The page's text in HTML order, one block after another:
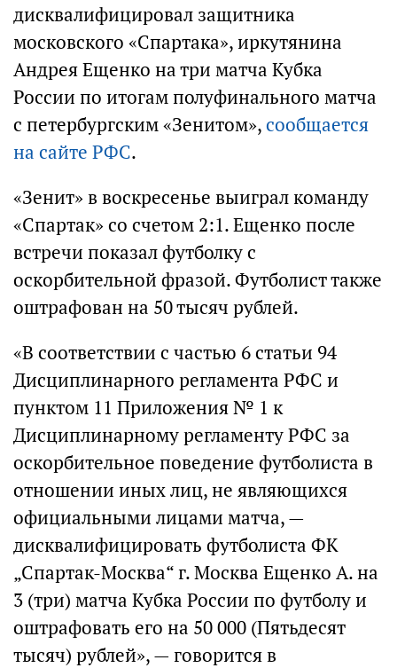
дисквалифицировал защитника
московского «Спартака», иркутянина
Андрея Ещенко на три матча Кубка
России по итогам полуфинального матча
с петербургским «Зенитом»,сообщается
на сайте РФС.
«Зенит» в воскресенье выиграл команду
«Спартак» со счетом 2:1. Ещенко после
встречи показал футболку с
оскорбительной фразой. Футболист также
оштрафован на 50 тысяч рублей.
«В соответствии с частью 6 статьи 94
Дисциплинарного регламента РФС и
пунктом 11 Приложения № 1 к
Дисциплинарному регламенту РФС за
оскорбительное поведение футболиста в
отношении иных лиц, не являющихся
официальными лицами матча, —
дисквалифицировать футболиста ФК
„Спартак-Москва“ г. Москва Ещенко А. на
3 (три) матча Кубка России по футболу и
оштрафовать его на 50 000 (Пятьдесят
тысяч) рублей», — говорится в